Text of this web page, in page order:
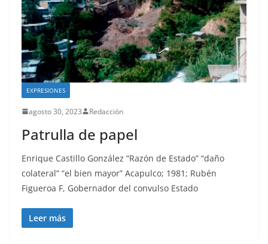
EXPRESIONES
agosto 30, 2023 Redacción
Patrulla de papel
Enrique Castillo González “Razón de Estado” “daño
colateral” “el bien mayor” Acapulco; 1981; Rubén
Figueroa F, Gobernador del convulso Estado
Leer más